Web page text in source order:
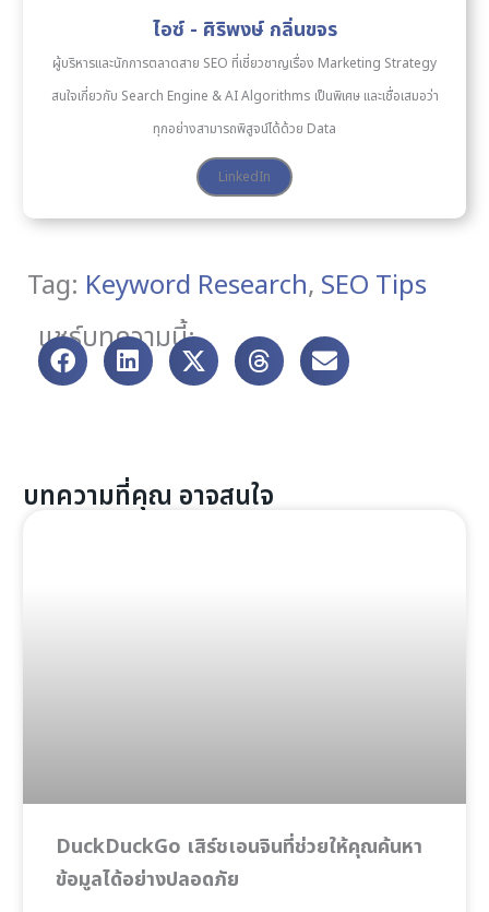
ไอซ์ - ศิริพงษ์ กลิ่นขจร
ผู้บริหารและนักการตลาดสาย SEO ที่เชี่ยวชาญเรื่อง Marketing Strategy
สนใจเกี่ยวกับ Search Engine & AI Algorithms เป็นพิเศษ และเชื่อเสมอว่า
ทุกอย่างสามารถพิสูจน์ได้ด้วย Data
LinkedIn
Tag: Keyword Research, SEO Tips
แชร์บทความนี้:
บทความที่คุณ อาจสนใจ
DuckDuckGo เสิร์ชเอนจินที่ช่วยให้คุณค้นหา
ข้อมูลได้อย่างปลอดภัย